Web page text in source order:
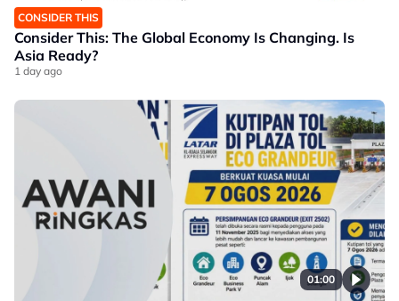
CONSIDER THIS
Consider This: The Global Economy Is Changing. Is
Asia Ready?
1 day ago
01:00